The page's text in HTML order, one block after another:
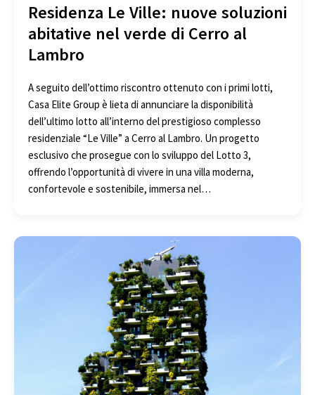
Residenza Le Ville: nuove soluzioni
abitative nel verde di Cerro al
Lambro
A seguito dell’ottimo riscontro ottenuto con i primi lotti,
Casa Elite Group è lieta di annunciare la disponibilità
dell’ultimo lotto all’interno del prestigioso complesso
residenziale “Le Ville” a Cerro al Lambro. Un progetto
esclusivo che prosegue con lo sviluppo del Lotto 3,
offrendo l’opportunità di vivere in una villa moderna,
confortevole e sostenibile, immersa nel…